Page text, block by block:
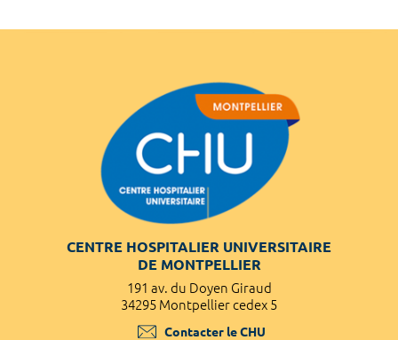
CENTRE HOSPITALIER UNIVERSITAIRE
DE MONTPELLIER
191 av. du Doyen Giraud
34295 Montpellier cedex 5
Contacter le CHU